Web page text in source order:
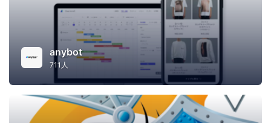
anybot
711人